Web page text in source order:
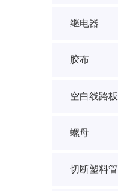
继电器
胶布
空白线路板
螺母
切断塑料管